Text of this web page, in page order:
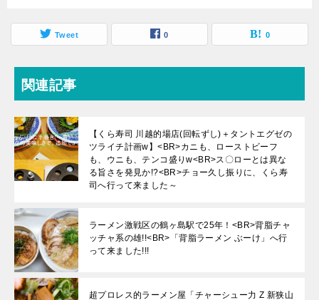
Tweet 0 0
関連記事
【くら寿司 川越的場店(回転ずし)＋タントエグゼの
ツライチ計画w】<BR>カニも、ローストビーフ
も、ウニも、テンコ盛りw<BR>ス〇ローとは異な
る旨さを発見か!?<BR>チョー久し振りに、くら寿
司へ行って来ました～
ラーメン激戦区の鶴ヶ島駅で25年！<BR>背脂チャ
ッチャ系の雄!!<BR>「背脂ラーメン ぶーけ」へ行
って来ました!!!
超プロレス的ラーメン屋「チャーシュー力 Z 新狭山